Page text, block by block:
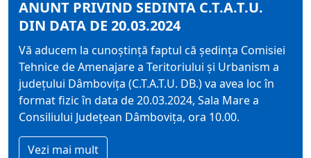
ANUNT PRIVIND SEDINTA C.T.A.T.U.
DIN DATA DE 20.03.2024
Vă aducem la cunoştinţă faptul că şedinţa Comisiei
Tehnice de Amenajare a Teritoriului şi Urbanism a
judeţului Dâmboviţa (C.T.A.T.U. DB.) va avea loc în
format fizic în data de 20.03.2024, Sala Mare a
Consiliului Judeţean Dâmboviţa, ora 10.00.
Vezi mai mult